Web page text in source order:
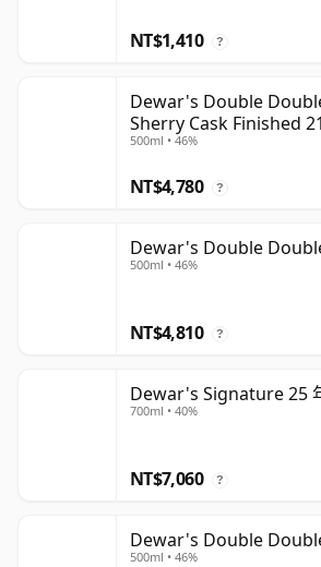
NT$1,410 ?
Dewar's Double
Sherry Cask Finished
500ml • 46%
NT$4,780 ?
Dewar's Double
500ml • 46%
NT$4,810 ?
Dewar's Signature 25
700ml • 40%
NT$7,060 ?
Dewar's Double
500ml • 46%